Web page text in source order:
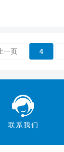
上一页 4
联系我们